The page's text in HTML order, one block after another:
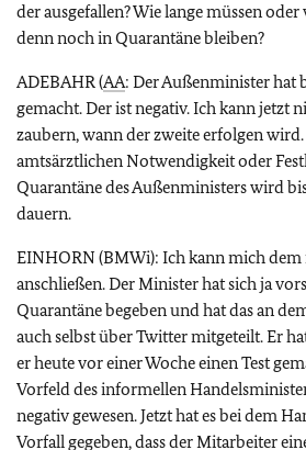
der ausgefallen? Wie lange müssen
denn noch in Quarantäne bleiben?
ADEBAHR (AA: Der Außenminister hat
gemacht. Der ist negativ. Ich kann jetzt
zaubern, wann der zweite erfolgen
amtsärztlichen Notwendigkeit oder
Quarantäne des Außenministers wird
dauern.
EINHORN (BMWi): Ich kann mich
anschließen. Der Minister hat sich ja
Quarantäne begeben und hat das an
auch selbst über Twitter mitgeteilt. Er
er heute vor einer Woche einen Test
Vorfeld des informellen
negativ gewesen. Jetzt hat es bei dem
Vorfall gegeben, dass der Mitarbeiter